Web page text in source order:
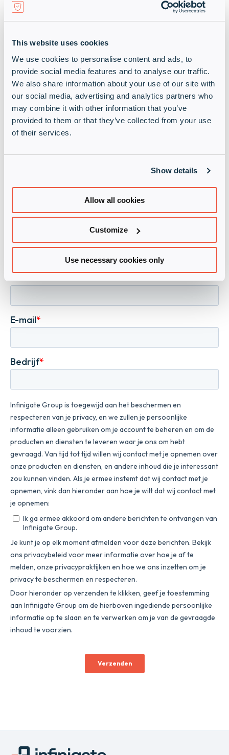
This website uses cookies
We use cookies to personalise content and ads, to
provide social media features and to analyse our traffic.
We also share information about your use of our site with
our social media, advertising and analytics partners who
may combine it with other information that you’ve
provided to them or that they’ve collected from your use
of their services.
Show details
Allow all cookies
Customize
Use necessary cookies only
Tijd:
Locatie: Savannahweg 71H, 3542 AW Utrecht